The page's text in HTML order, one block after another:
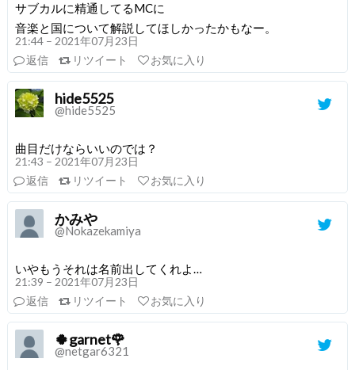
サブカルに精通してるMCに
音楽と国について解説してほしかったかもなー。
21:44 – 2021年07月23日
返信
リツイート お気に入り
hide5525
@hide5525
曲目だけならいいのでは？
21:43 – 2021年07月23日
返信
リツイート お気に入り
かみや
@Nokazekamiya
いやもうそれは名前出してくれよ…
21:39 – 2021年07月23日
返信
リツイート お気に入り
🍀garnet🌹
@netgar6321